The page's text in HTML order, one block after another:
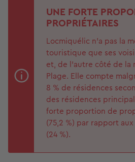
UNE FORTE
PROPRIÉTAIRES
Locmiquélic n’a pas la
touristique que ses
et, de l’autre côté de la
Plage. Elle compte
8 % de résidences
des résidences
forte proportion de
(75,2 %) par rapport
(24 %).